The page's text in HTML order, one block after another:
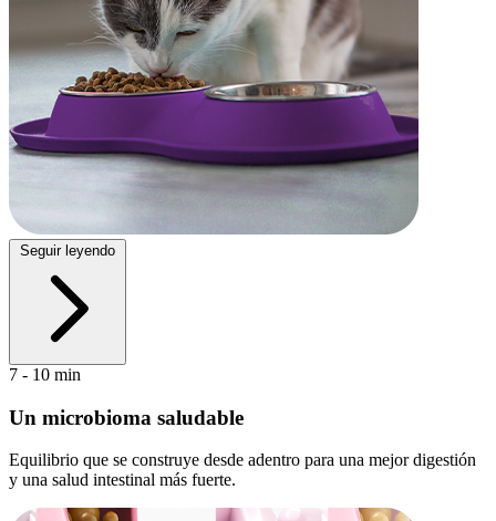
Seguir leyendo
7 - 10 min
Un microbioma saludable
Equilibrio que se construye desde adentro para una mejor digestión
y una salud intestinal más fuerte.